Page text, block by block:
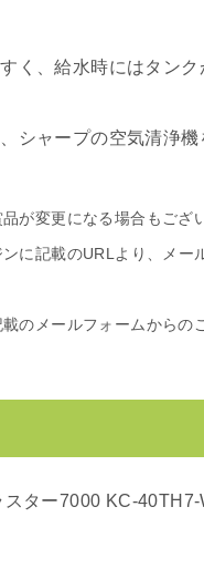
く、給水時にはタン
シャープの空気清浄機
が変更になる場合もござ
に記載のURLより、メ
のメールフォームからの
ター7000 KC-40TH7-